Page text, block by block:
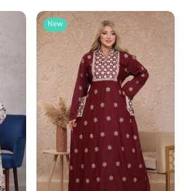
New